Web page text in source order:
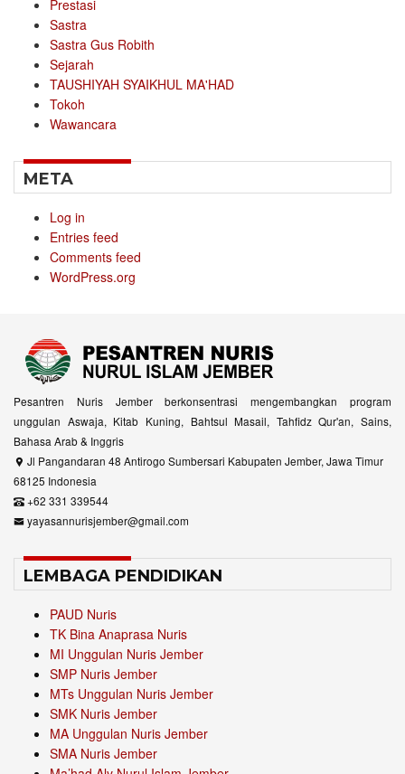
Prestasi
Sastra
Sastra Gus Robith
Sejarah
TAUSHIYAH SYAIKHUL MA'HAD
Tokoh
Wawancara
META
Log in
Entries feed
Comments feed
WordPress.org
Pesantren Nuris Jember berkonsentrasi mengembangkan program
unggulan Aswaja, Kitab Kuning, Bahtsul Masail, Tahfidz Qur'an, Sains,
Bahasa Arab & Inggris
Jl Pangandaran 48 Antirogo Sumbersari Kabupaten Jember, Jawa Timur
68125 Indonesia
+62 331 339544
yayasannurisjember@gmail.com
LEMBAGA PENDIDIKAN
PAUD Nuris
TK Bina Anaprasa Nuris
MI Unggulan Nuris Jember
SMP Nuris Jember
MTs Unggulan Nuris Jember
SMK Nuris Jember
MA Unggulan Nuris Jember
SMA Nuris Jember